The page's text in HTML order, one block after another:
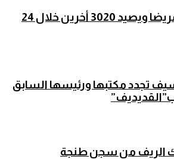
كورونا يسقك 46 مريضا ويصيد 3020 أخرين خلال 24
تجدد مكتبها ورئيسها السابق
الريف من سجن طنجة